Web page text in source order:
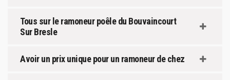
Tous sur le ramoneur poêle du Bouvaincourt
Sur Bresle
Avoir un prix unique pour un ramoneur de chez